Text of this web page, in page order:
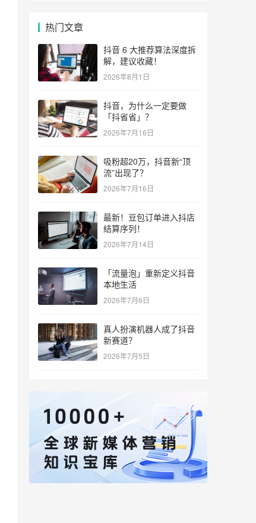
热门文章
抖音 6 大推荐算法深度拆
解，建议收藏！
2026年8月1日
抖音，为什么一定要做
「抖省省」？
2026年7月16日
吸粉超20万，抖音新“顶
流”出现了？
2026年7月16日
最新！豆包订单进入抖店
结算序列！
2026年7月14日
「流量泡」重新定义抖音
本地生活
2026年7月6日
真人扮演机器人成了抖音
新赛道？
2026年7月5日